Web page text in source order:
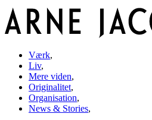
Værk,
Liv,
Mere viden,
Originalitet,
Organisation,
News & Stories,